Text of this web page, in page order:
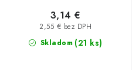
Skladom (21 ks)
2,55 € bez DPH
3,14 €